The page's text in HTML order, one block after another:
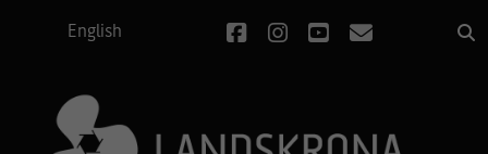
English facebook
instagram
youtube
e-